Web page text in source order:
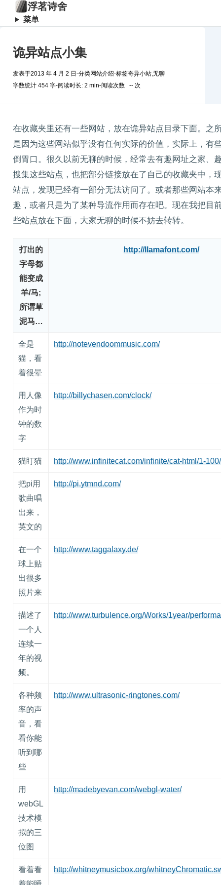
浮茗诗舍
菜单
诡异站点小集
发表于2013 年 4 月 2 日 -分类网站介绍-标签奇异小站,无聊
字数统计 454 字-阅读时长: 2 min-阅读次数 -- 次
在收藏夹里还有一些网站，放在诡异站点目录下面。之
是因为这些网站似乎没有任何实际的价值，实际上，有
倒胃口。很久以前无聊的时候，经常去有趣网址之家、
搜集这些站点，也把部分链接放在了自己的收藏夹中，
站点，发现已经有一部分无法访问了。或者那些网站本
趣，或者只是为了某种导流作用而存在吧。现在我把目
些站点放在下面，大家无聊的时候不妨去转转。
打出的
字母都
能变成
羊/马;
所谓草
泥马…
http://llamafont.com/
全是
猫，看
着很晕
http://notevendoommusic.com/
用人像
作为时
钟的数
字
http://billychasen.com/clock/
猫盯猫 http://www.infinitecat.com/infinite/cat-html/1-
把pi用
歌曲唱
出来，
英文的
http://pi.ytmnd.com/
在一个
球上贴
出很多
照片来
http://www.taggalaxy.de/
描述了
一个人
连续一
年的视
频。
http://www.turbulence.org/Works/1year/
各种频
率的声
音，看
看你能
听到哪
些
http://www.ultrasonic-ringtones.com/
用
webGL
技术模
拟的三
位图
http://madebyevan.com/webgl-water/
看着看
http://whitneymusicbox.org/